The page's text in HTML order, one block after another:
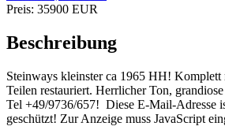
Preis: 35900 EUR
Beschreibung
Steinways kleinster ca 1965 HH!
Teilen restauriert. Herrlicher Ton,
Tel +49/9736/657! Diese E-Mail-Adresse
geschützt! Zur Anzeige muss JavaScript